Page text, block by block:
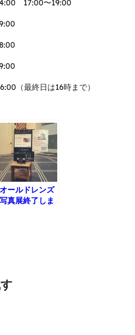
17:00〜19:00
（最終日は16時まで）
オールドレンズ
写真展終了しま